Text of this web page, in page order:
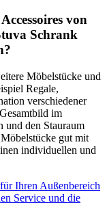
von
Schrank
Möbelstücke und
Regale,
verschiedener
im
und den Stauraum
gut mit
individuellen und
Ihren Außenbereich
Service und die